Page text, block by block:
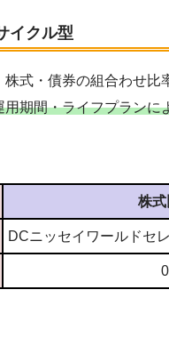
イクル型
株式・債券の組合わせ比
用期間・ライフプランに
株式
DCニッセイワールドセ